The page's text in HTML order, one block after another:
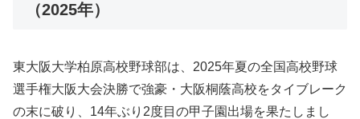
（2025年）
東大阪大学柏原高校野球部は、2025年夏の全国高校野球
選手権大阪大会決勝で強豪・大阪桐蔭高校をタイブレーク
の末に破り、14年ぶり2度目の甲子園出場を果たしまし